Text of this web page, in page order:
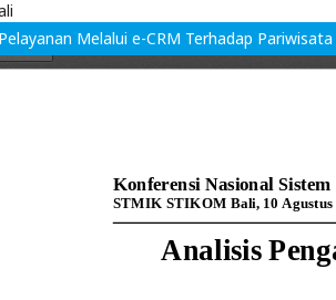
Melalui e-CRM Terhadap Pariwisata